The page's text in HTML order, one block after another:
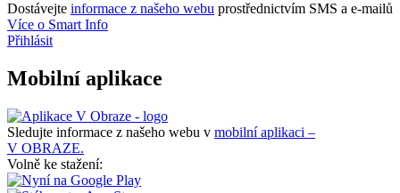
Dostávejte informace z našeho webu prostřednictvím SMS a e-mailů
Více o Smart Info
Přihlásit
Mobilní aplikace
Sledujte informace z našeho webu v mobilní aplikaci –
V OBRAZE.
Volně ke stažení: